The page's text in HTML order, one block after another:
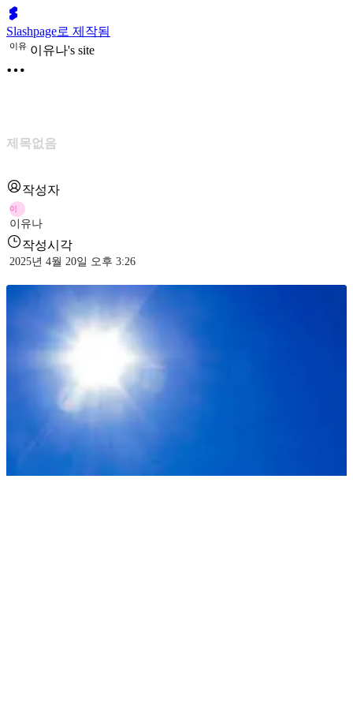
Slashpage로 제작됨
이유 이유나's site
제목없음
작성자
이
이유나
작성시각
2025년 4월 20일 오후 3:26